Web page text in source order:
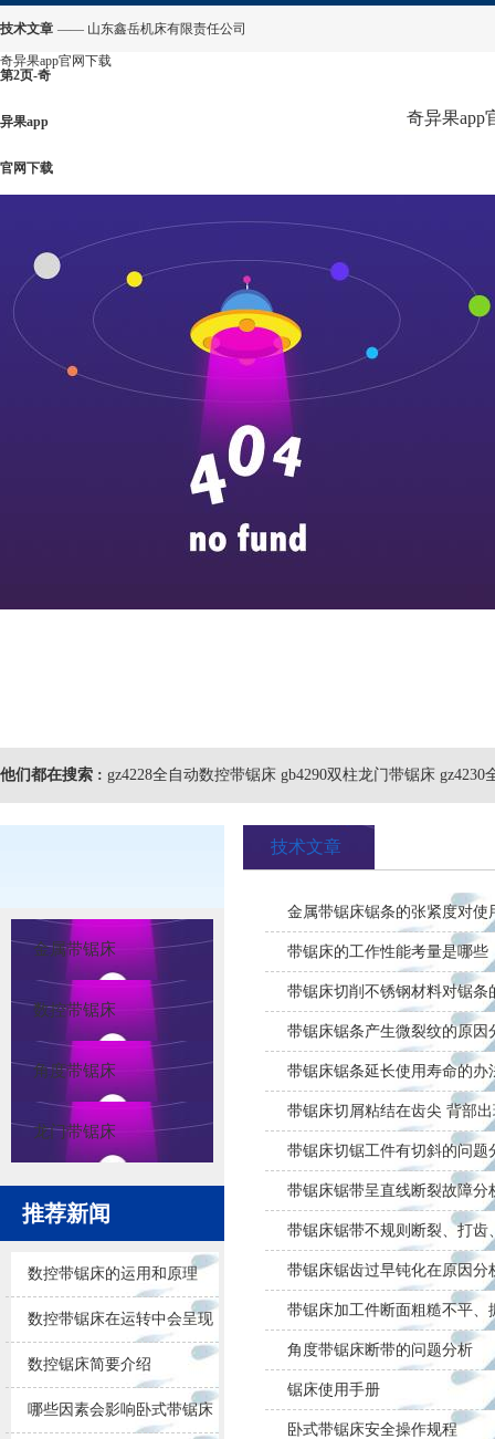
技术文章
第2页-奇
异果app
官网下载
—— 山东鑫岳机床有限责任公司
奇异果app官网下载
奇异果app
他们都在搜索 : gz4228全自动数控带锯床 gb4290双柱龙门带锯床 gz4230
金属带锯床
数控带锯床
角度带锯床
龙门带锯床
推荐新闻
数控带锯床的运用和原理
数控带锯床在运转中会呈现
的问题
数控锯床简要介绍
哪些因素会影响卧式带锯床
技术文章
金属带锯床锯条的张紧度对使
带锯床的工作性能考量是哪些
带锯床切削不锈钢材料对锯条
带锯床锯条产生微裂纹的原因
带锯床锯条延长使用寿命的办
带锯床切屑粘结在齿尖 背部
带锯床切锯工件有切斜的问题
带锯床锯带呈直线断裂故障分
带锯床锯带不规则断裂、打齿
带锯床锯齿过早钝化在原因分
带锯床加工件断面粗糙不平、
角度带锯床断带的问题分析
锯床使用手册
卧式带锯床安全操作规程